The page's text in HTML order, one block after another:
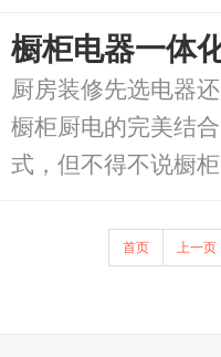
橱柜电器一体
厨房装修先选电器
橱柜厨电的完美结
式，但不得不说橱
首页 上一页